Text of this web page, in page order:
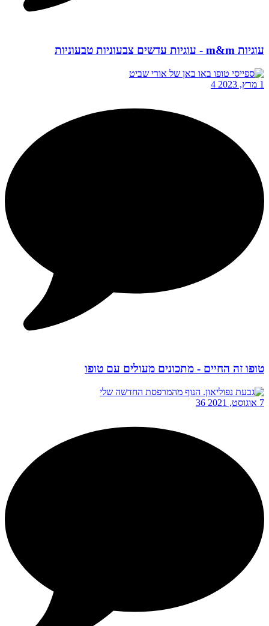
עוגיות m&m - עוגיות עדשים צבעוניות טבעוניות
1 מרץ, 2023 4
טופו זה החיים - מתכונים מעולים עם טופו
7 אוגוסט, 2021 36